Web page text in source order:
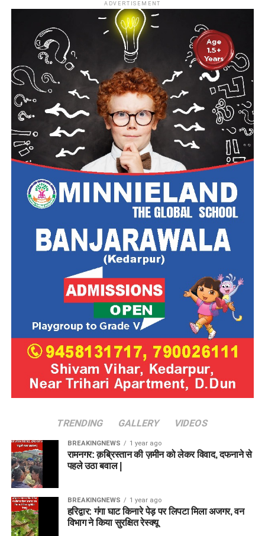
ADVERTISEMENT
TRENDING GALLERY VIDEOS
BREAKINGNEWS 1 year ago
रामनगर: क़ब्रिस्तान की ज़मीन को लेकर विवाद, दफनाने से
पहले उठा बवाल |
BREAKINGNEWS 1 year ago
हरिद्वार: गंगा घाट किनारे पेड़ पर लिपटा मिला अजगर, वन
विभाग ने किया सुरक्षित रेस्क्यू